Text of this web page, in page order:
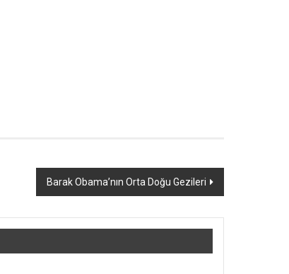
Barak Obama’nın Orta Doğu Gezileri